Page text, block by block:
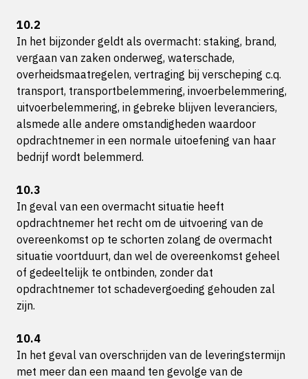
10.2
In het bijzonder geldt als overmacht: staking, brand,
vergaan van zaken onderweg, waterschade,
overheidsmaatregelen, vertraging bij verscheping c.q.
transport, transportbelemmering, invoerbelemmering,
uitvoerbelemmering, in gebreke blijven leveranciers,
alsmede alle andere omstandigheden waardoor
opdrachtnemer in een normale uitoefening van haar
bedrijf wordt belemmerd.
10.3
In geval van een overmacht situatie heeft
opdrachtnemer het recht om de uitvoering van de
overeenkomst op te schorten zolang de overmacht
situatie voortduurt, dan wel de overeenkomst geheel
of gedeeltelijk te ontbinden, zonder dat
opdrachtnemer tot schadevergoeding gehouden zal
zijn.
10.4
In het geval van overschrijden van de leveringstermijn
met meer dan een maand ten gevolge van de